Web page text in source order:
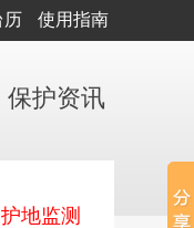
历 使用指南
保护资讯
地监测